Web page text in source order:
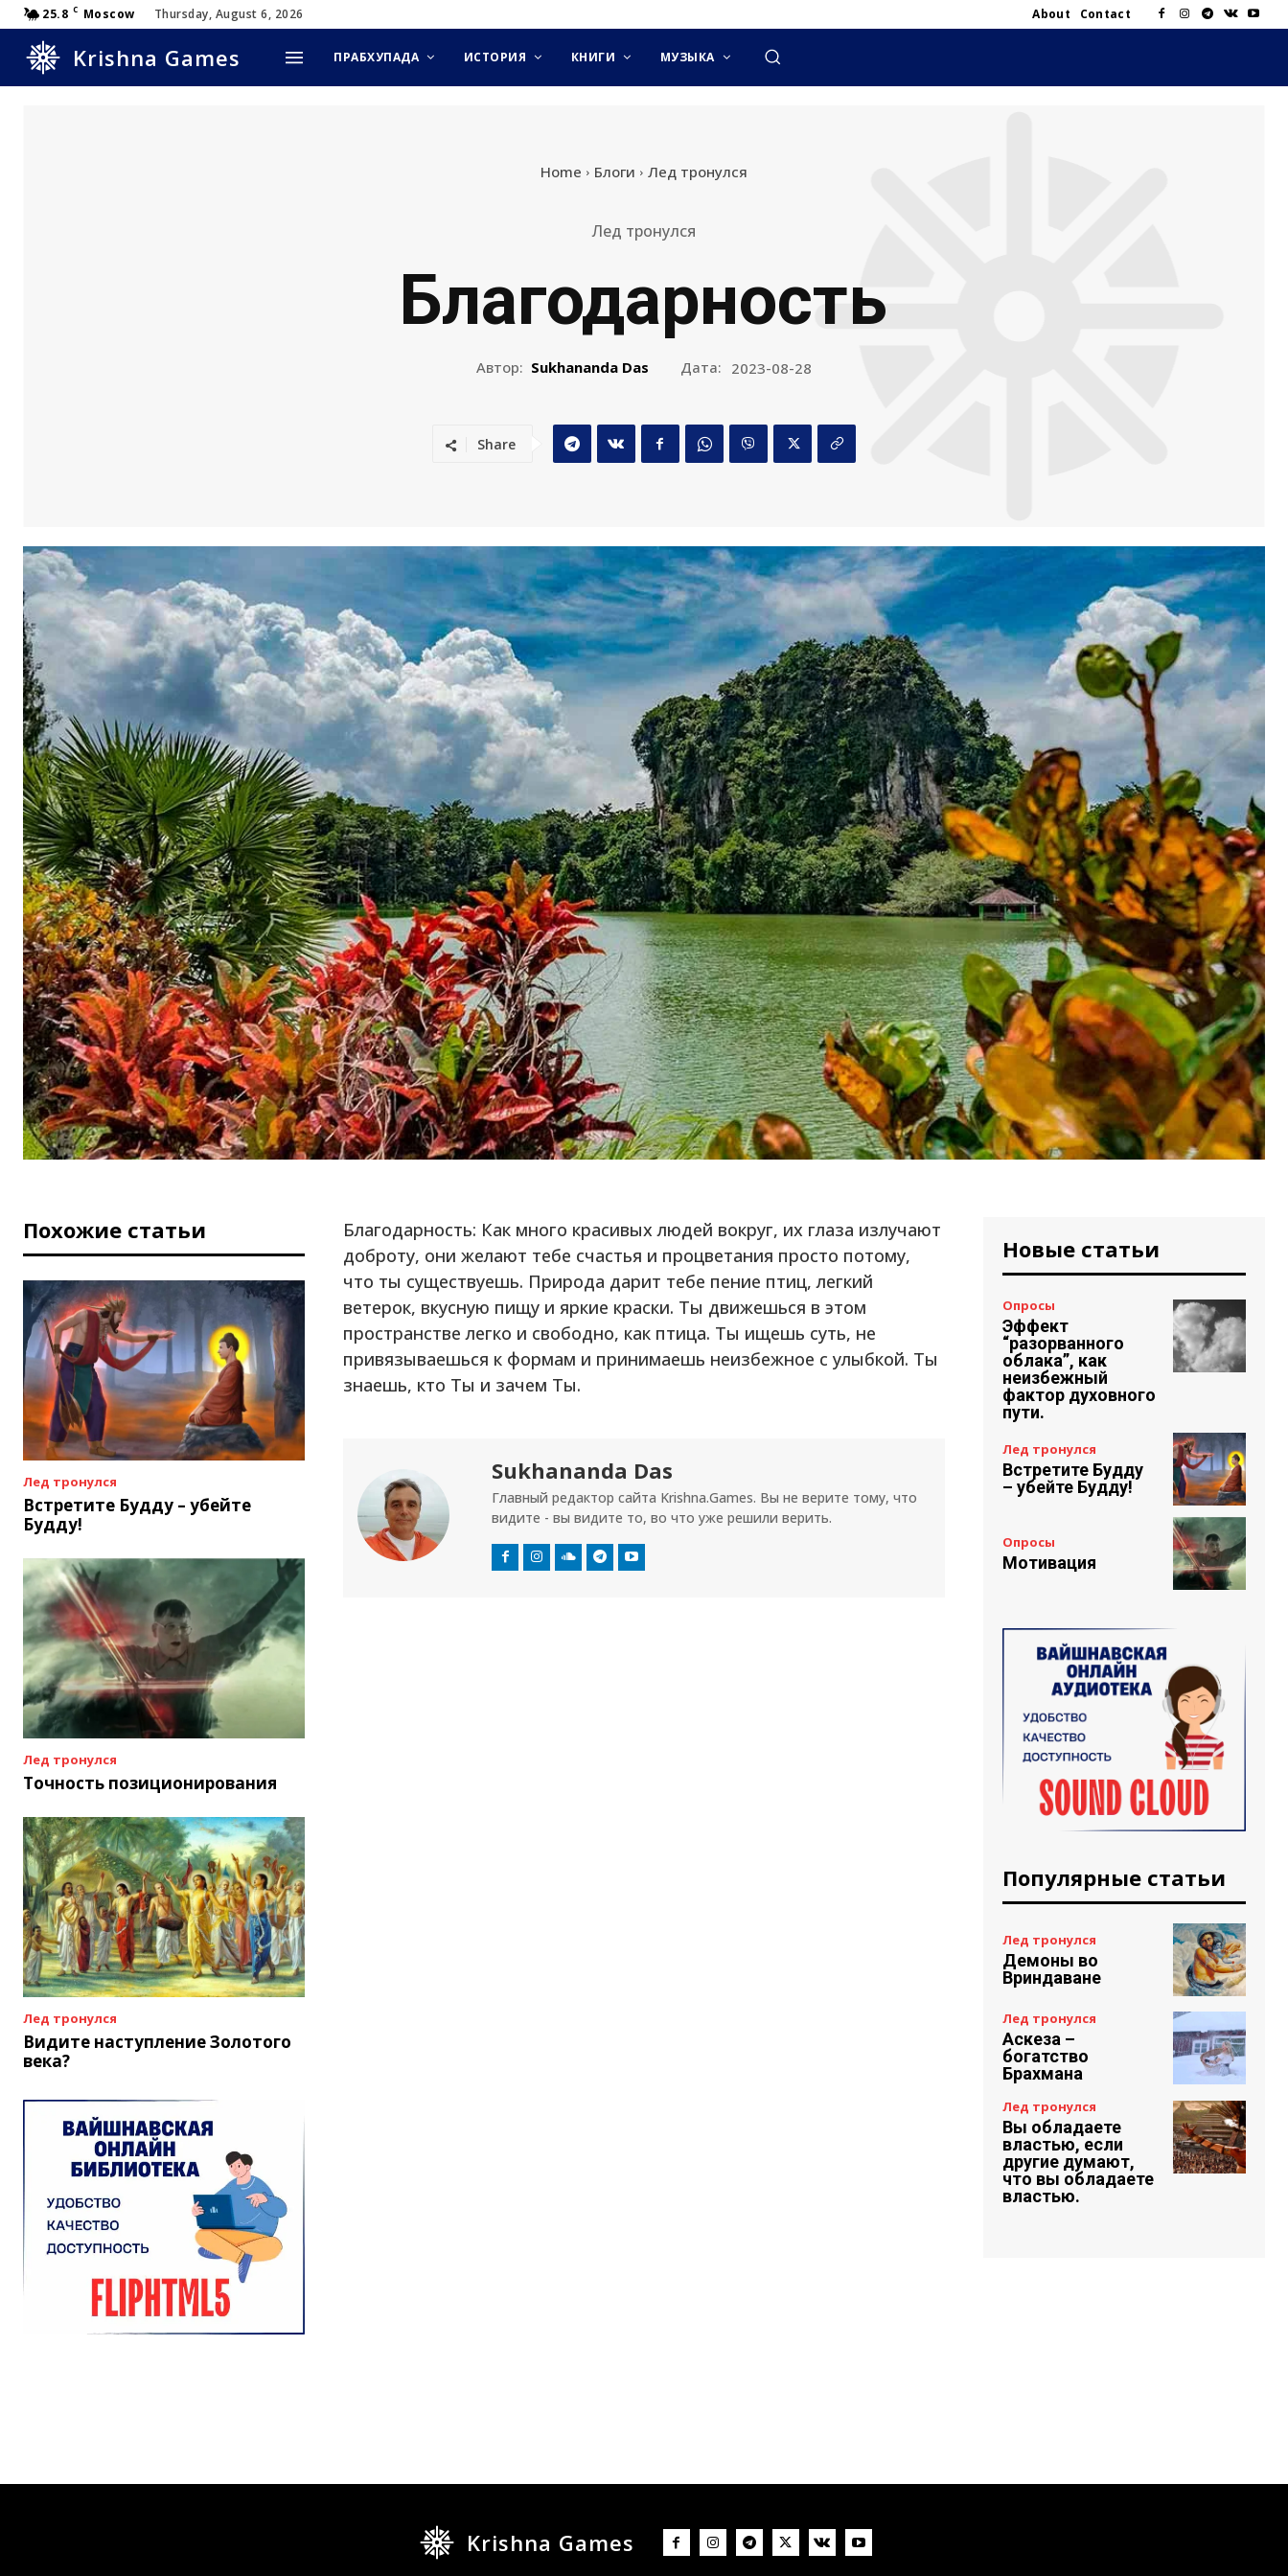
25.8 C Moscow Thursday, August 6, 2026 About Contact
Krishna Games ПРАБХУПАДА ИСТОРИЯ КНИГИ МУЗЫКА
Home Блоги Лед тронулся
Лед тронулся
Благодарность
Автор: Sukhananda Das Дата: 2023-08-28
Share
Похожие статьи
Лед тронулся
Встретите Будду – убейте
Будду!
Лед тронулся
Точность позиционирования
Лед тронулся
Видите наступление Золотого
века?
Благодарность: Как много красивых людей вокруг, их глаза излучают
доброту, они желают тебе счастья и процветания просто потому,
что ты существуешь. Природа дарит тебе пение птиц, легкий
ветерок, вкусную пищу и яркие краски. Ты движешься в этом
пространстве легко и свободно, как птица. Ты ищешь суть, не
привязываешься к формам и принимаешь неизбежное с улыбкой. Ты
знаешь, кто Ты и зачем Ты.
Sukhananda Das
Главный редактор сайта Krishna.Games. Вы не верите тому, что
видите - вы видите то, во что уже решили верить.
Новые статьи
Опросы
Эффект
“разорванного
облака”, как
неизбежный
фактор духовного
пути.
Лед тронулся
Встретите Будду
– убейте Будду!
Опросы
Мотивация
Популярные статьи
Лед тронулся
Демоны во
Вриндаване
Лед тронулся
Аскеза –
богатство
Брахмана
Лед тронулся
Вы обладаете
властью, если
другие думают,
что вы обладаете
властью.
Krishna Games